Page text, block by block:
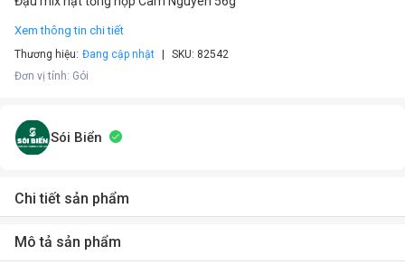
Xem thông tin chi tiết
Thương hiệu: Đang cập nhật SKU: 82542
Đơn vị tính: Gói
Sói Biển
Chi tiết sản phẩm
Mô tả sản phẩm